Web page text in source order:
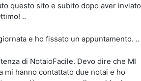
questo sito e subito dopo aver inviato
..
e ho fissato un appuntamento. ..
di NotaioFacile. Devo dire che MI
mi hanno contattato due notai e ho